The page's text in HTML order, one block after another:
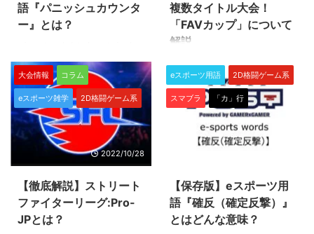
語『パニッシュカウンタ
ー』とは？
ン）とは？ パニッシュカウンタ
ー（略してパニカン）とは、２０
２３年６月２日発売の新作格闘ゲ
ーム、ストリートファイター６
（スト6）にて実装される新シス
テムです。 パニッシュカウンタ
ーをシンプルに説明すれば、相手
の攻撃の隙に攻撃を上手く当てる
パニッシュカウンターの仕組み
パニッシュカウンターは、相手の
攻撃動作の終わり際に生じる無防
備な時間（＝硬直中、後隙）に攻
複数タイトル大会！
「FAVカップ」について
解説
gaming(ファブゲーミング)をご存
知ですか？ 今回紹介する「FAVカ
ップ」はFAV gamingが主催するe
スポーツの大会となります。
2022年度の対象タイトルはこち
ら。 ・ストリートファイター
イヤル(クラロワ) 上記3タイトル
の有名プレイヤー・チームが多数
参加し、とても盛り上がりまし
大会情報 コラム
eスポーツ雑学 2D格闘ゲーム系
2022/10/28
【徹底解説】ストリート
ファイターリーグ:Pro-
JPとは？
eスポーツ用語 2D格闘ゲーム系
スマブラ 「カ」行
【保存版】eスポーツ用
語『確反（確定反撃）』
とはどんな意味？